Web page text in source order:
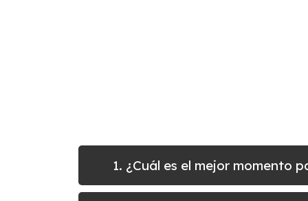
1. ¿Cuál es el mejor momento